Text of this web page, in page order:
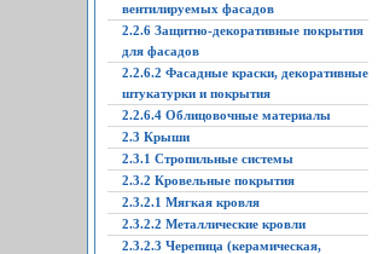
вентилируемых фасадов
2.2.6 Защитно-декоративные покрытия
для фасадов
2.2.6.2 Фасадные краски, декоративные
штукатурки и покрытия
2.2.6.4 Облицовочные материалы
2.3 Крыши
2.3.1 Стропильные системы
2.3.2 Кровельные покрытия
2.3.2.1 Мягкая кровля
2.3.2.2 Металлические кровли
2.3.2.3 Черепица (керамическая,